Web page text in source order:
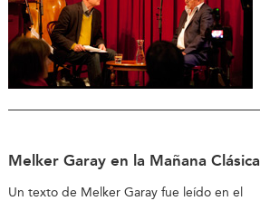
Melker Garay en la Mañana Clásica
Un texto de Melker Garay fue leído en el